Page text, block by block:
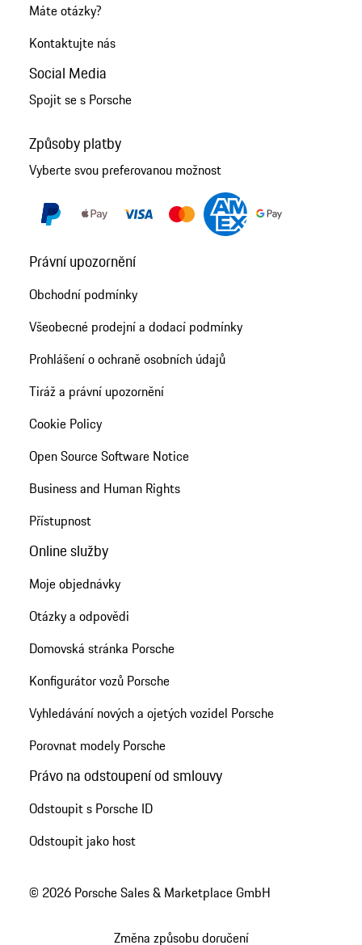
Máte otázky?
Kontaktujte nás
Social Media
Spojit se s Porsche
Způsoby platby
Vyberte svou preferovanou možnost
Právní upozornění
Obchodní podmínky
Všeobecné prodejní a dodací podmínky
Prohlášení o ochraně osobních údajů
Tiráž a právní upozornění
Cookie Policy
Open Source Software Notice
Business and Human Rights
Přístupnost
Online služby
Moje objednávky
Otázky a odpovědi
Domovská stránka Porsche
Konfigurátor vozů Porsche
Vyhledávání nových a ojetých vozidel Porsche
Porovnat modely Porsche
Právo na odstoupení od smlouvy
Odstoupit s Porsche ID
Odstoupit jako host
© 2026 Porsche Sales & Marketplace GmbH
Změna způsobu doručení